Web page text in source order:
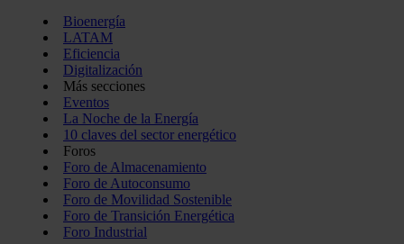
Bioenergía
LATAM
Eficiencia
Digitalización
Más secciones
Eventos
La Noche de la Energía
10 claves del sector energético
Foros
Foro de Almacenamiento
Foro de Autoconsumo
Foro de Movilidad Sostenible
Foro de Transición Energética
Foro Industrial